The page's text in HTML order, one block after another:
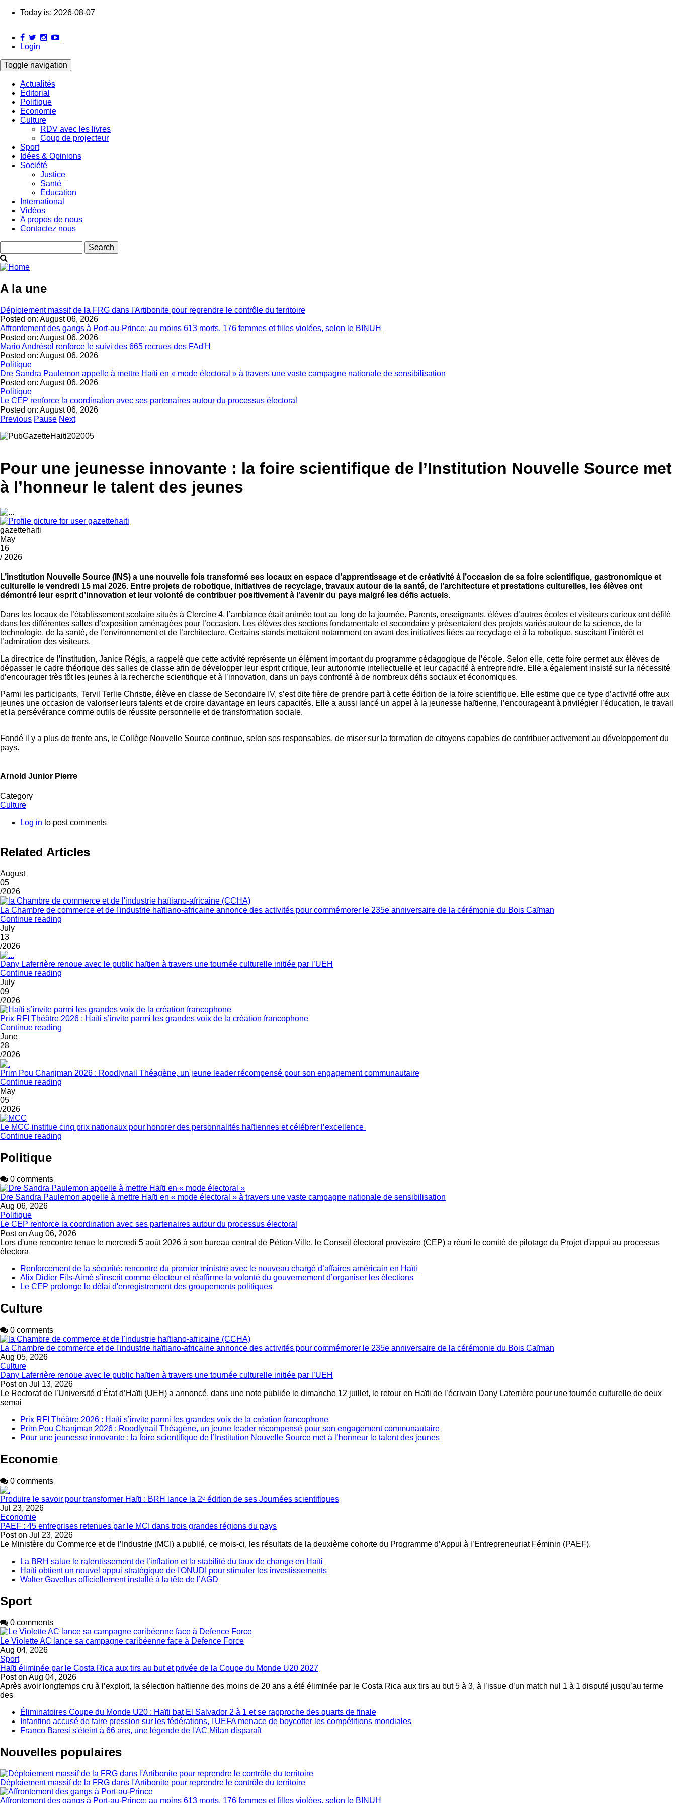
Skip
content
Today is: 2026-08-07
Login
Toggle navigation
Main
navigation
Actualités
Éditorial
Politique
Economie
Culture
RDV avec les livres
Coup de projecteur
Sport
Idées & Opinions
Société
Justice
Santé
Éducation
International
Vidéos
A propos de nous
Contactez nous
A la une
Déploiement massif de la FRG dans l'Artibonite pour reprendre le contrôle du territoire
Posted on: August 06, 2026
Affrontement des gangs à Port-au-Prince: au moins 613 morts, 176 femmes et filles violées, selon le BINUH
Posted on: August 06, 2026
Mario Andrésol renforce le suivi des 665 recrues des FAd'H
Posted on: August 06, 2026
Politique
Dre Sandra Paulemon appelle à mettre Haïti en « mode électoral » à travers une vaste campagne nationale de sensibilisation
Posted on: August 06, 2026
Politique
Le CEP renforce la coordination avec ses partenaires autour du processus électoral
Posted on: August 06, 2026
Previous Pause Next
Pour une jeunesse innovante : la foire scientifique de l’Institution Nouvelle Source met
à l’honneur le talent des jeunes
gazettehaiti
May
16
/ 2026
L’institution Nouvelle Source (INS) a une nouvelle fois transformé ses locaux en espace d’apprentissage et de créativité à l’occasion de sa foire scientifique, gastronomique et
culturelle le vendredi 15 mai 2026. Entre projets de robotique, initiatives de recyclage, travaux autour de la santé, de l’architecture et prestations culturelles, les élèves ont
démontré leur esprit d’innovation et leur volonté de contribuer positivement à l’avenir du pays malgré les défis actuels.
Dans les locaux de l’établissement scolaire situés à Clercine 4, l’ambiance était animée tout au long de la journée. Parents, enseignants, élèves d’autres écoles et visiteurs curieux ont défilé
dans les différentes salles d’exposition aménagées pour l’occasion. Les élèves des sections fondamentale et secondaire y présentaient des projets variés autour de la science, de la
technologie, de la santé, de l’environnement et de l’architecture. Certains stands mettaient notamment en avant des initiatives liées au recyclage et à la robotique, suscitant l’intérêt et
l’admiration des visiteurs.
La directrice de l’institution, Janice Régis, a rappelé que cette activité représente un élément important du programme pédagogique de l’école. Selon elle, cette foire permet aux élèves de
dépasser le cadre théorique des salles de classe afin de développer leur esprit critique, leur autonomie intellectuelle et leur capacité à entreprendre. Elle a également insisté sur la nécessité
d’encourager très tôt les jeunes à la recherche scientifique et à l’innovation, dans un pays confronté à de nombreux défis sociaux et économiques.
Parmi les participants, Tervil Terlie Christie, élève en classe de Secondaire IV, s’est dite fière de prendre part à cette édition de la foire scientifique. Elle estime que ce type d’activité offre aux
jeunes une occasion de valoriser leurs talents et de croire davantage en leurs capacités. Elle a aussi lancé un appel à la jeunesse haïtienne, l’encourageant à privilégier l’éducation, le travail
et la persévérance comme outils de réussite personnelle et de transformation sociale.
Fondé il y a plus de trente ans, le Collège Nouvelle Source continue, selon ses responsables, de miser sur la formation de citoyens capables de contribuer activement au développement du
pays.
Arnold Junior Pierre
Category
Culture
Log in to post comments
Related Articles
August
05
/2026
La Chambre de commerce et de l'industrie haïtiano-africaine annonce des activités pour commémorer le 235e anniversaire de la cérémonie du Bois Caïman
Continue reading
July
13
/2026
Dany Laferrière renoue avec le public haïtien à travers une tournée culturelle initiée par l’UEH
Continue reading
July
09
/2026
Prix RFI Théâtre 2026 : Haïti s’invite parmi les grandes voix de la création francophone
Continue reading
June
28
/2026
Prim Pou Chanjman 2026 : Roodlynail Théagène, un jeune leader récompensé pour son engagement communautaire
Continue reading
May
05
/2026
Le MCC institue cinq prix nationaux pour honorer des personnalités haïtiennes et célébrer l’excellence
Continue reading
Politique
0 comments
Dre Sandra Paulemon appelle à mettre Haïti en « mode électoral » à travers une vaste campagne nationale de sensibilisation
Aug 06, 2026
Politique
Le CEP renforce la coordination avec ses partenaires autour du processus électoral
Post on Aug 06, 2026
Lors d'une rencontre tenue le mercredi 5 août 2026 à son bureau central de Pétion-Ville, le Conseil électoral provisoire (CEP) a réuni le comité de pilotage du Projet d'appui au processus
électora
Renforcement de la sécurité: rencontre du premier ministre avec le nouveau chargé d’affaires américain en Haïti
Alix Didier Fils-Aimé s’inscrit comme électeur et réaffirme la volonté du gouvernement d’organiser les élections
Le CEP prolonge le délai d'enregistrement des groupements politiques
Culture
0 comments
La Chambre de commerce et de l'industrie haïtiano-africaine annonce des activités pour commémorer le 235e anniversaire de la cérémonie du Bois Caïman
Aug 05, 2026
Culture
Dany Laferrière renoue avec le public haïtien à travers une tournée culturelle initiée par l’UEH
Post on Jul 13, 2026
Le Rectorat de l’Université d’État d’Haïti (UEH) a annoncé, dans une note publiée le dimanche 12 juillet, le retour en Haïti de l’écrivain Dany Laferrière pour une tournée culturelle de deux
semai
Prix RFI Théâtre 2026 : Haïti s’invite parmi les grandes voix de la création francophone
Prim Pou Chanjman 2026 : Roodlynail Théagène, un jeune leader récompensé pour son engagement communautaire
Pour une jeunesse innovante : la foire scientifique de l’Institution Nouvelle Source met à l’honneur le talent des jeunes
Economie
0 comments
Produire le savoir pour transformer Haïti : BRH lance la 2ᵉ édition de ses Journées scientifiques
Jul 23, 2026
Economie
PAEF : 45 entreprises retenues par le MCI dans trois grandes régions du pays
Post on Jul 23, 2026
Le Ministère du Commerce et de l’Industrie (MCI) a publié, ce mois-ci, les résultats de la deuxième cohorte du Programme d’Appui à l’Entrepreneuriat Féminin (PAEF).
La BRH salue le ralentissement de l’inflation et la stabilité du taux de change en Haïti
Haïti obtient un nouvel appui stratégique de l'ONUDI pour stimuler les investissements
Walter Gavellus officiellement installé à la tête de l’AGD
Sport
0 comments
Le Violette AC lance sa campagne caribéenne face à Defence Force
Aug 04, 2026
Sport
Haïti éliminée par le Costa Rica aux tirs au but et privée de la Coupe du Monde U20 2027
Post on Aug 04, 2026
Après avoir longtemps cru à l’exploit, la sélection haïtienne des moins de 20 ans a été éliminée par le Costa Rica aux tirs au but 5 à 3, à l’issue d’un match nul 1 à 1 disputé jusqu’au terme
des
Éliminatoires Coupe du Monde U20 : Haïti bat El Salvador 2 à 1 et se rapproche des quarts de finale
Infantino accusé de faire pression sur les fédérations, l'UEFA menace de boycotter les compétitions mondiales
Franco Baresi s'éteint à 66 ans, une légende de l'AC Milan disparaît
Nouvelles populaires
Déploiement massif de la FRG dans l'Artibonite pour reprendre le contrôle du territoire
Affrontement des gangs à Port-au-Prince: au moins 613 morts, 176 femmes et filles violées, selon le BINUH